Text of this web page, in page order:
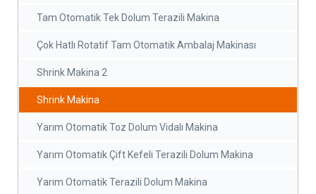
Tam Otomatik Tek Dolum Terazili Makina
Çok Hatlı Rotatif Tam Otomatik Ambalaj Makinası
Shrink Makina 2
Shrink Makina
Yarım Otomatik Toz Dolum Vidalı Makina
Yarım Otomatik Çift Kefeli Terazili Dolum Makina
Yarım Otomatik Terazili Dolum Makina